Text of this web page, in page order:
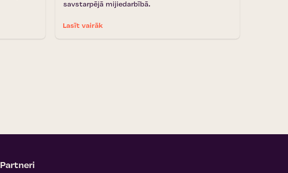
savstarpējā mijiedarbībā.
Lasīt vairāk
Partneri